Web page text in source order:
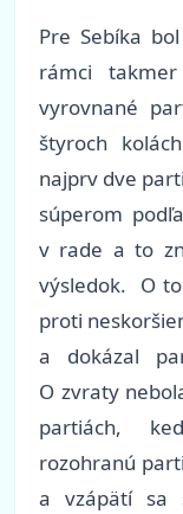
Pre Sebíka
rámci
vyrovnané
štyroch
najprv dve
súperom
v rade a to
výsledok. O
proti
a dokázal
O zvraty
partiách,
rozohranú
a vzápätí sa